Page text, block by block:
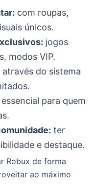
com roupas,
únicos.
jogos
modos VIP.
através do sistema
essencial para quem
ter
e destaque.
Robux de forma
ao máximo